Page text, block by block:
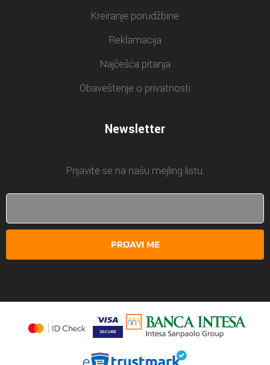
Kreiranje porudžbine
Reklamacija
Najčešća pitanja
Obaveštenje o privatnosti
Newsletter
Prijavite se na našu mejling listu.
PRIJAVI ME